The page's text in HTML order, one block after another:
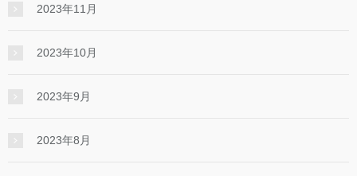
2023年11月
2023年10月
2023年9月
2023年8月